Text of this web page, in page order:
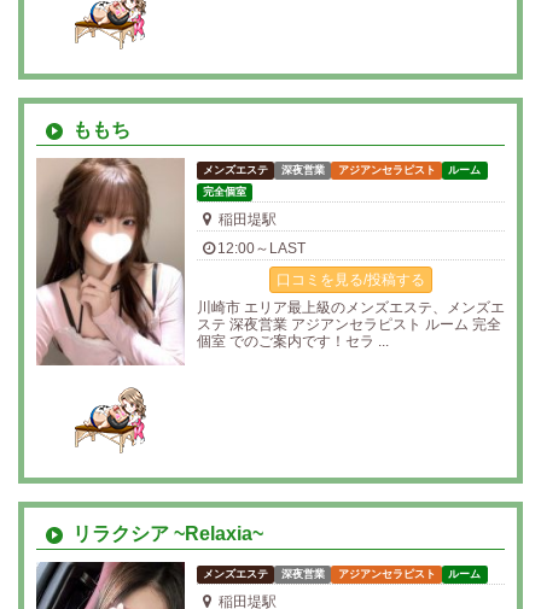
ももち
メンズエステ 深夜営業 アジアンセラピスト
ルーム
完全個室
稲田堤駅
12:00～LAST
口コミを見る/投稿する
川崎市 エリア最上級のメンズエステ、メンズエ
ステ 深夜営業 アジアンセラピスト ルーム 完全
個室 でのご案内です！セラ ...
リラクシア ~Relaxia~
メンズエステ 深夜営業 アジアンセラピスト ルーム
稲田堤駅